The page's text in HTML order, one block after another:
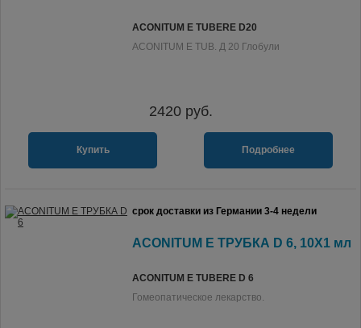
ACONITUM E TUBERE D20
ACONITUM E TUB. Д 20 Глобули
2420руб.
Купить Подробнее
срок доставки из Германии 3-4 недели
ACONITUM E ТРУБКА D 6, 10X1 мл
ACONITUM E TUBERE D 6
Гомеопатическое лекарство.